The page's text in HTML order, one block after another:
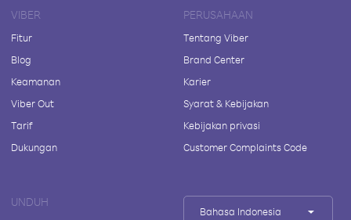
VIBER
Fitur
Blog
Keamanan
Viber Out
Tarif
Dukungan
PERUSAHAAN
Tentang Viber
Brand Center
Karier
Syarat & Kebijakan
Kebijakan privasi
Customer Complaints Code
UNDUH
Bahasa Indonesia